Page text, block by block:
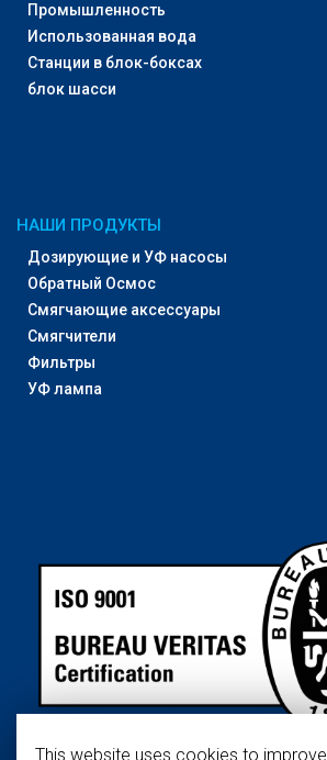
Промышленность
Использованная вода
Станции в блок-боксах
блок шасси
НАШИ ПРОДУКТЫ
Дозирующие и УФ насосы
Обратный Осмос
Смягчающие аксессуары
Смягчители
Фильтры
УФ лампа
This website uses cookies to improve